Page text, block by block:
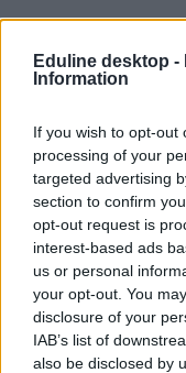
Eduline desktop -
Information
If you wish to opt-out
processing of your
targeted advertising
section to confirm
opt-out request is
interest-based ads
us or personal
your opt-out. You
disclosure of your
IAB’s list of
also be disclosed by
felvételi 2021
pótfelvételi
pótfelvételi
pótfelvételi 2021
pótfelvételi